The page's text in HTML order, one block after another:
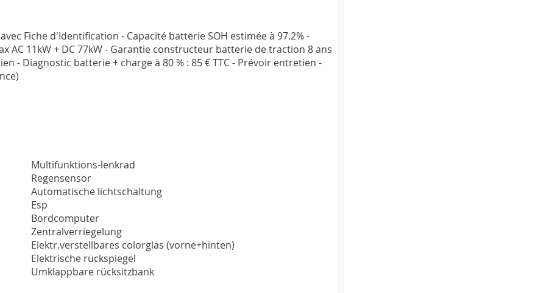
Fiche d'Identification - Capacité batterie SOH estimée à 97.2% -
AC 11kW + DC 77kW - Garantie constructeur batterie de traction 8 ans
- Diagnostic batterie + charge à 80 % : 85 € TTC - Prévoir entretien -
Multifunktions-lenkrad
Regensensor
Automatische lichtschaltung
Esp
Bordcomputer
Zentralverriegelung
Elektr.verstellbares colorglas (vorne+hinten)
Elektrische rückspiegel
Umklappbare rücksitzbank